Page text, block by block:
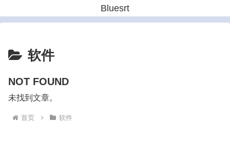
Bluesrt
软件
NOT FOUND
未找到文章。
首页 软件